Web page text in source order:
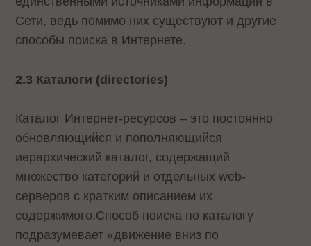
Сети, ведь помимо них существуют и другие
способы поиска в Интернете.
2.3 Каталоги (directories)
Каталог Интернет-ресурсов – это постоянно
обновляющийся и пополняющийся
иерархический каталог, содержащий
множество категорий и отдельных web-
серверов с кратким описанием их
содержимого.Способ поиска по каталогу
подразумевает «движение вниз по